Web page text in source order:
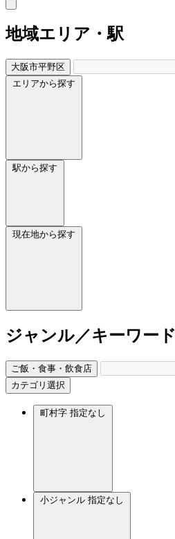
地域エリア・駅
大阪市平野区
エリアから探す
駅から探す
現在地から探す
ジャンル／キーワード
ご飯・食事・飲食店
カテゴリ選択
町村字 指定なし
小ジャンル 指定なし